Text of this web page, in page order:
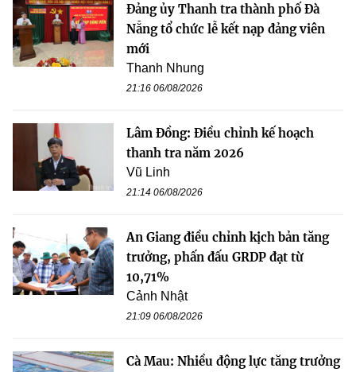
Đảng ủy Thanh tra thành phố Đà
Nẵng tổ chức lễ kết nạp đảng viên
mới
Thanh Nhung
21:16 06/08/2026
Lâm Đồng: Điều chỉnh kế hoạch
thanh tra năm 2026
Vũ Linh
21:14 06/08/2026
An Giang điều chỉnh kịch bản tăng
trưởng, phấn đấu GRDP đạt từ
10,71%
Cảnh Nhật
21:09 06/08/2026
Cà Mau: Nhiều động lực tăng trưởng